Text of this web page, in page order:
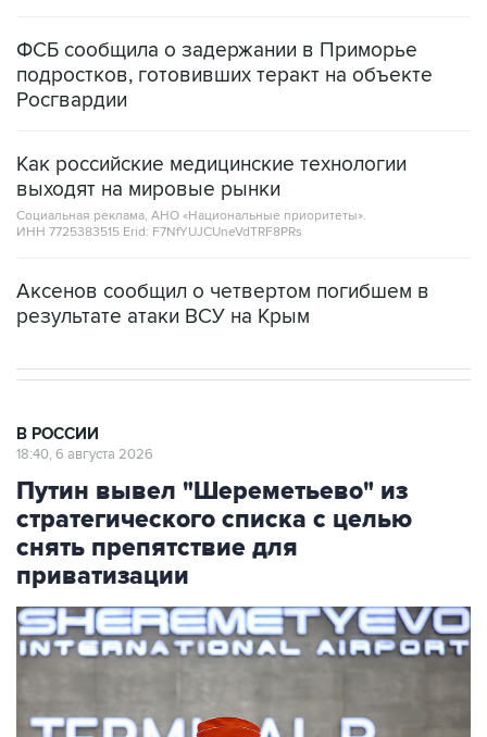
ФСБ сообщила о задержании в Приморье
подростков, готовивших теракт на объекте
Росгвардии
Как российские медицинские технологии
выходят на мировые рынки
Социальная реклама, АНО «Национальные приоритеты».
ИНН 7725383515 Erid: F7NfYUJCUneVdTRF8PRs
Аксенов сообщил о четвертом погибшем в
результате атаки ВСУ на Крым
В РОССИИ
18:40, 6 августа 2026
Путин вывел "Шереметьево" из
стратегического списка с целью
снять препятствие для
приватизации